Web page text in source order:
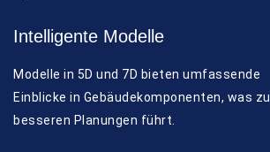
Intelligente Modelle
Modelle in 5D und 7D bieten umfassende
Einblicke in Gebäudekomponenten, was zu
besseren Planungen führt.